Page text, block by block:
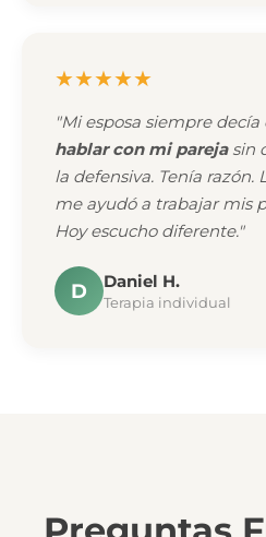
★★★★★
"Mi esposa siempre decía
hablar con mi parejasin
la defensiva. Tenía
me ayudó a trabajar mis
Hoy escucho diferente."
D Daniel H.
Terapia individual